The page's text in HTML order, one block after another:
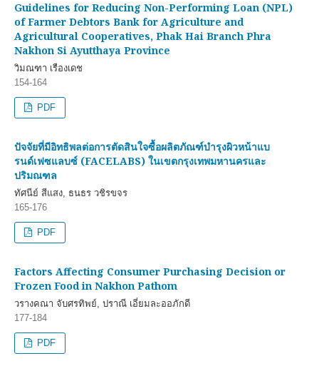
Guidelines for Reducing Non-Performing Loan (NPL)
of Farmer Debtors Bank for Agriculture and
Agricultural Cooperatives, Phak Hai Branch Phra
Nakhon Si Ayutthaya Province
วิมณฑา เรืองเดช
154-164
PDF
ปัจจัยที่มีอิทธิพลต่อการตัดสินใจซื้อผลิตภัณฑ์บำรุงผิวหน้าแบ
รนด์เฟซแลบซ์ (FACELABS) ในเขตกรุงเทพมหานครและ
ปริมณฑล
ทัศนีย์ สีแสง, ธนธร วชิรขจร
165-176
PDF
Factors Affecting Consumer Purchasing Decision or
Frozen Food in Nakhon Pathom
วรางคณา จับศรทิพย์, ปราณี เอี่ยมละออภักดี
177-184
PDF